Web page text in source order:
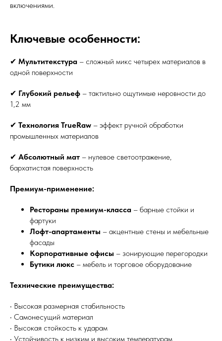
включениями.
Ключевые особенности:
✔ Мультитекстура – сложный микс четырех материалов в
одной поверхности
✔ Глубокий рельеф – тактильно ощутимые неровности до
1,2 мм
✔ Технология TrueRaw – эффект ручной обработки
промышленных материалов
✔ Абсолютный мат – нулевое светоотражение,
бархатистая поверхность
Премиум-применение:
Рестораны премиум-класса – барные стойки и
фартуки
Лофт-апартаменты – акцентные стены и мебельные
фасады
Корпоративные офисы – зонирующие перегородки
Бутики люкс – мебель и торговое оборудование
Технические преимущества:
• Высокая размерная стабильность
• Самонесущий материал
• Высокая стойкость к ударам
• Устойчивость к низким и высоким температурам